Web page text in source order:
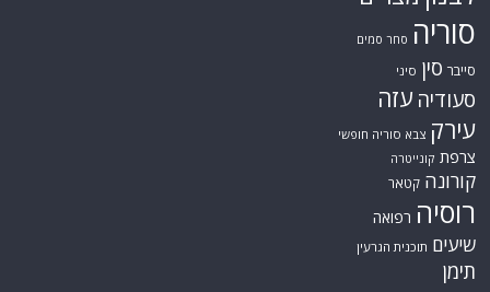
סוריה סחר סמים
סייבר סין סיני
סעודיה עזה
עירק צבא סוריה חופשי
צרפת קונייטרה
קורונה קטאר
רוסיה רפואה
שיעים תוכנית הגרעין
תימן